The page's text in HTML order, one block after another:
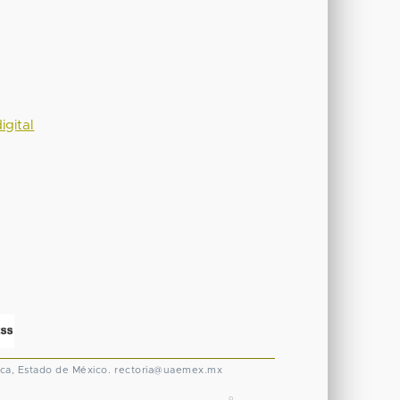
Estado de México. rectoria@uaemex.mx